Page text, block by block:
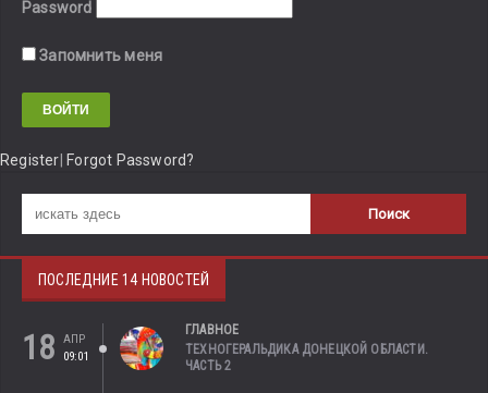
Password
Запомнить меня
Register Forgot Password?
ПОСЛЕДНИЕ 14 НОВОСТЕЙ
18
АПР
09:01
ГЛАВНОЕ
ТЕХНОГЕРАЛЬДИКА ДОНЕЦКОЙ ОБЛАСТИ.
ЧАСТЬ 2